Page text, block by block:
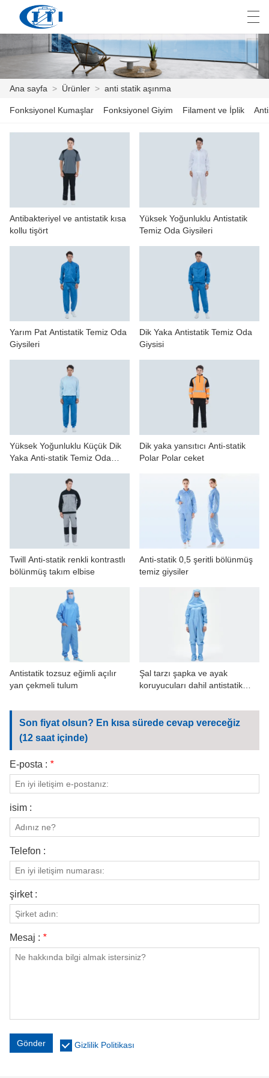
ANA SAYFA
ÖZELLEŞTIRME
HABER
BIZIMLE ILETIŞIME GEÇIN
العربية česky Deutsch
Ana sayfa > Ürünler > anti statik aşınma
Fonksiyonel Kumaşlar Fonksiyonel Giyim Filament ve İplik
Antibakteriyel ve antistatik kısa
kollu tişört
Yüksek Yoğunluklu Antistatik
Temiz Oda Giysileri
Yarım Pat Antistatik Temiz Oda
Giysileri
Dik Yaka Antistatik Temiz Oda
Giysisi
Yüksek Yoğunluklu Küçük Dik
Yaka Anti-statik Temiz Oda
Dik yaka yansıtıcı Anti-statik
Polar Polar ceket
Twill Anti-statik renkli kontrastlı
bölünmüş takım elbise
Anti-statik 0,5 şeritli bölünmüş
temiz giysiler
Antistatik tozsuz eğimli açılır
yan çekmeli tulum
Şal tarzı şapka ve ayak
koruyucuları dahil antistatik
Son fiyat olsun? En kısa sürede cevap vereceğiz
(12 saat içinde)
E-posta : *
isim :
Telefon :
şirket :
Mesaj : *
Gönder Gizlilik Politikası